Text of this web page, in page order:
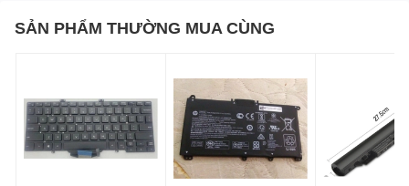
SẢN PHẨM THƯỜNG MUA CÙNG